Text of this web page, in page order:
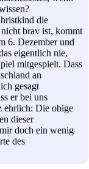
die
brav ist, kommt
6. Dezember und
eigentlich nie,
mitgespielt. Dass
an
gesagt
er bei uns
ehrlich: Die obige
dieser
doch ein wenig
des